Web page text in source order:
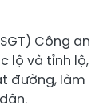
Công an
lộ và tỉnh lộ,
đường, làm